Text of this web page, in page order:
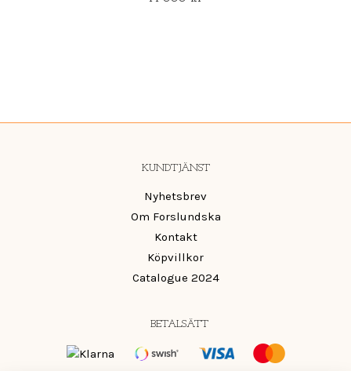
KUNDTJÄNST
Nyhetsbrev
Om Forslundska
Kontakt
Köpvillkor
Catalogue 2024
BETALSÄTT